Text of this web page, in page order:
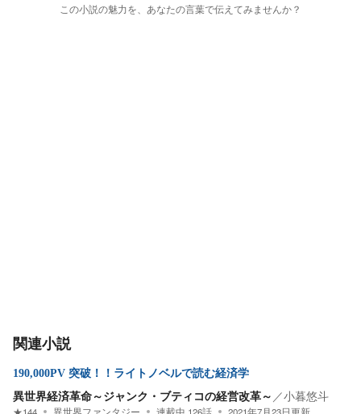
この小説の魅力を、あなたの言葉で伝えてみませんか？
関連小説
190,000PV 突破！！ライトノベルで読む経済学
異世界経済革命～ジャンク・ブティコの経営改革～ ／小暮悠斗